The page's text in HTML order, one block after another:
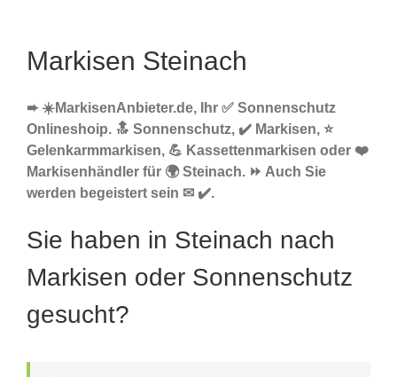
Markisen Steinach
➨ ☀️MarkisenAnbieter.de, Ihr ✅ Sonnenschutz
Onlineshoip. 🔝 Sonnenschutz, ✔️ Markisen, ⭐
Gelenkarmmarkisen, 💪 Kassettenmarkisen oder ❤️
Markisenhändler für 🌍 Steinach. ⏩ Auch Sie
werden begeistert sein ✉ ✔️.
Sie haben in Steinach nach
Markisen oder Sonnenschutz
gesucht?